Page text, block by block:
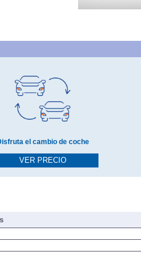
el cambio de coche
VER PRECIO